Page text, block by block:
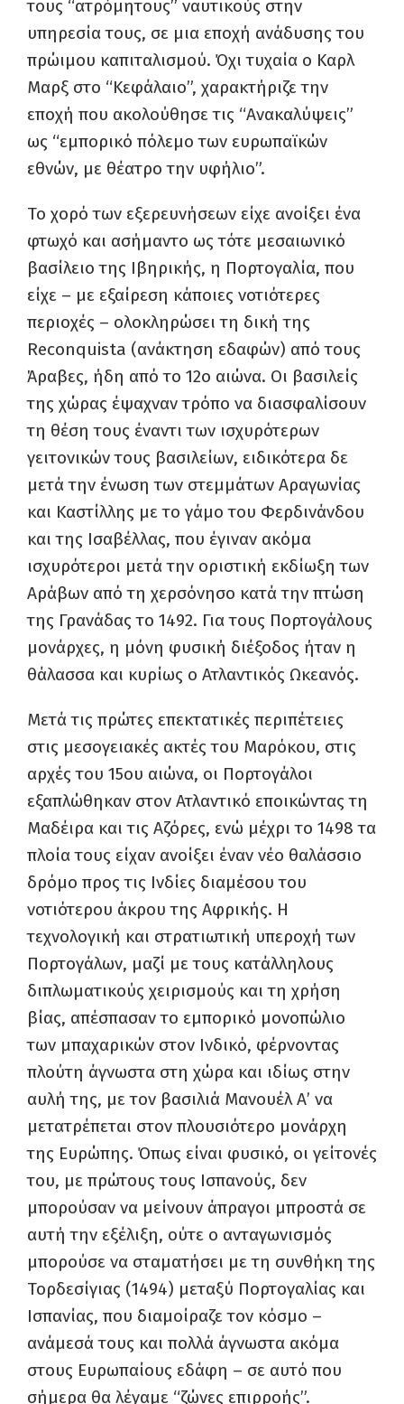
τους “ατρόμητους” ναυτικούς στην
υπηρεσία τους, σε μια εποχή ανάδυσης του
πρώιμου καπιταλισμού. Όχι τυχαία ο Καρλ
Μαρξ στο “Κεφάλαιο”, χαρακτήριζε την
εποχή που ακολούθησε τις “Ανακαλύψεις”
ως “εμπορικό πόλεμο των ευρωπαϊκών
εθνών, με θέατρο την υφήλιο”.
To χορό των εξερευνήσεων είχε ανοίξει ένα
φτωχό και ασήμαντο ως τότε μεσαιωνικό
βασίλειο της Ιβηρικής, η Πορτογαλία, που
είχε – με εξαίρεση κάποιες νοτιότερες
περιοχές – ολοκληρώσει τη δική της
Reconquista (ανάκτηση εδαφών) από τους
Άραβες, ήδη από το 12ο αιώνα. Oι βασιλείς
της χώρας έψαχναν τρόπo να διασφαλίσουν
τη θέση τους έναντι των ισχυρότερων
γειτονικών τους βασιλείων, ειδικότερα δε
μετά την ένωση των στεμμάτων Αραγωνίας
και Καστίλλης με το γάμο του Φερδινάνδου
και της Ισαβέλλας, που έγιναν ακόμα
ισχυρότεροι μετά την οριστική εκδίωξη των
Αράβων από τη χερσόνησο κατά την πτώση
της Γρανάδας το 1492. Για τους Πορτογάλους
μονάρχες, η μόνη φυσική διέξοδος ήταν η
θάλασσα και κυρίως ο Ατλαντικός Ωκεανός.
Μετά τις πρώτες επεκτατικές περιπέτειες
στις μεσογειακές ακτές του Μαρόκου, στις
αρχές του 15ου αιώνα, οι Πορτογάλοι
εξαπλώθηκαν στον Ατλαντικό εποικώντας τη
Μαδέιρα και τις Αζόρες, ενώ μέχρι το 1498 τα
πλοία τους είχαν ανοίξει έναν νέο θαλάσσιο
δρόμο προς τις Ινδίες διαμέσου του
νοτιότερου άκρου της Αφρικής. Η
τεχνολογική και στρατιωτική υπεροχή των
Πορτογάλων, μαζί με τους κατάλληλους
διπλωματικούς χειρισμούς και τη χρήση
βίας, απέσπασαν το εμπορικό μονοπώλιο
των μπαχαρικών στον Ινδικό, φέρνοντας
πλούτη άγνωστα στη χώρα και ιδίως στην
αυλή της, με τον βασιλιά Μανουέλ Α’ να
μετατρέπεται στον πλουσιότερο μονάρχη
της Ευρώπης. Όπως είναι φυσικό, οι γείτονές
του, με πρώτους τους Ισπανούς, δεν
μπορούσαν να μείνουν άπραγοι μπροστά σε
αυτή την εξέλιξη, oύτε ο ανταγωνισμός
μπορούσε να σταματήσει με τη συνθήκη της
Τορδεσίγιας (1494) μεταξύ Πορτογαλίας και
Ισπανίας, που διαμοίραζε τον κόσμο –
ανάμεσά τους και πολλά άγνωστα ακόμα
στους Ευρωπαίους εδάφη – σε αυτό που
σήμερα θα λέγαμε “ζώνες επιρροής”.